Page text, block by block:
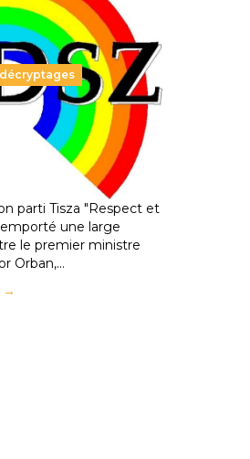
changement pour
éducatives, aussi !
conservateur Peter
parti Tisza "Respect et
une large
le premier ministre
Orban,…
→